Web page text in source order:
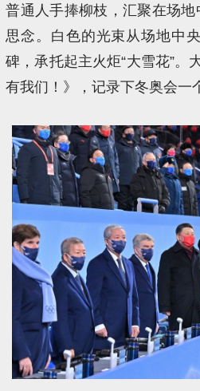
普通人手捧柳枝，汇聚在场
思念。白色的光束从场地中
碑，承托起主火炬“大雪花”。
有我们！》，记录下冬奥会一